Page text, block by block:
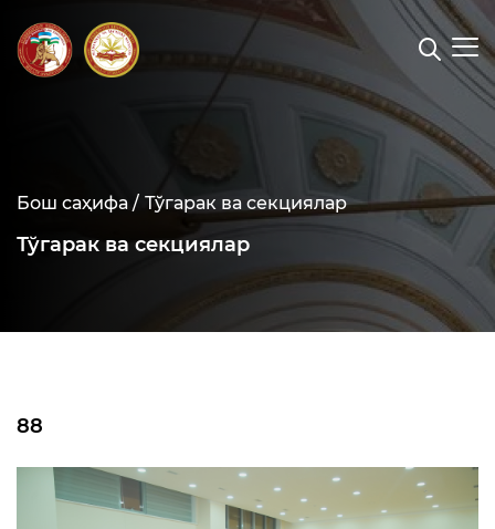
Бош саҳифа / Тўгарак ва секциялар
Тўгарак ва секциялар
88